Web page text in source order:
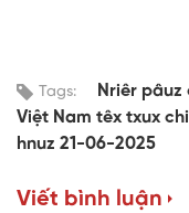
Tags:
Nriêr pâuz
Việt Nam têx txux
hnuz 21-06-2025
Viết bình luận